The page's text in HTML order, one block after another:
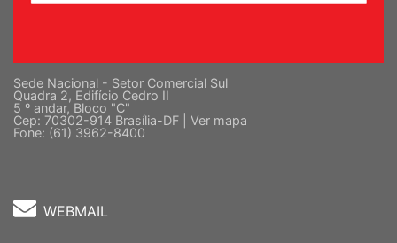
Sede Nacional - Setor Comercial Sul
Quadra 2, Edifício Cedro II
5 º andar, Bloco "C"
Cep: 70302-914 Brasília-DF | Ver mapa
Fone: (61) 3962-8400
WEBMAIL